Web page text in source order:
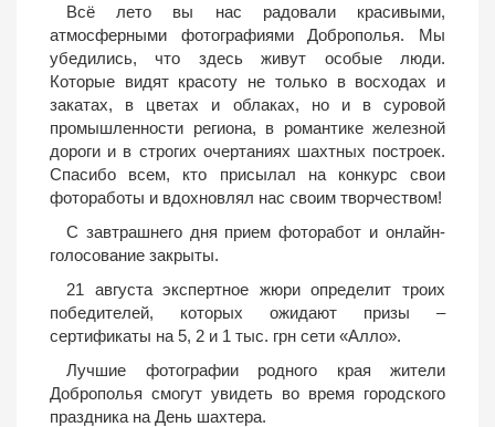
Всё лето вы нас радовали красивыми,
атмосферными фотографиями Доброполья. Мы
убедились, что здесь живут особые люди.
Которые видят красоту не только в восходах и
закатах, в цветах и облаках, но и в суровой
промышленности региона, в романтике железной
дороги и в строгих очертаниях шахтных построек.
Спасибо всем, кто присылал на конкурс свои
фотоработы и вдохновлял нас своим творчеством!
С завтрашнего дня прием фоторабот и онлайн-
голосование закрыты.
21 августа экспертное жюри определит троих
победителей, которых ожидают призы –
сертификаты на 5, 2 и 1 тыс. грн сети «Алло».
Лучшие фотографии родного края жители
Доброполья смогут увидеть во время городского
праздника на День шахтера.